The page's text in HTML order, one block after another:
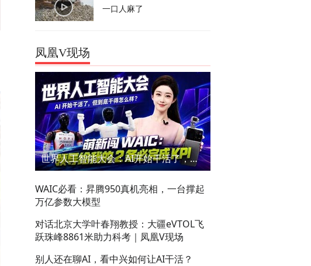
一口人麻了
凤凰V现场
世界人工智能大会：AI开始干活了，但到底干的怎么样？萌新闯WAIC
WAIC必看：昇腾950真机亮相，一台撑起
万亿参数大模型
对话北京大学叶春翔教授：大疆eVTOL飞
跃珠峰8861米助力科考｜凤凰V现场
别人还在聊AI，看中兴如何让AI干活？